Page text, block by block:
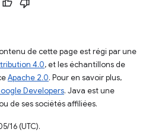
de cette page est régi par une
4.0, et les échantillons de
Apache 2.0. Pour en savoir plus,
Developers. Java est une
de ses sociétés affiliées.
16 (UTC).